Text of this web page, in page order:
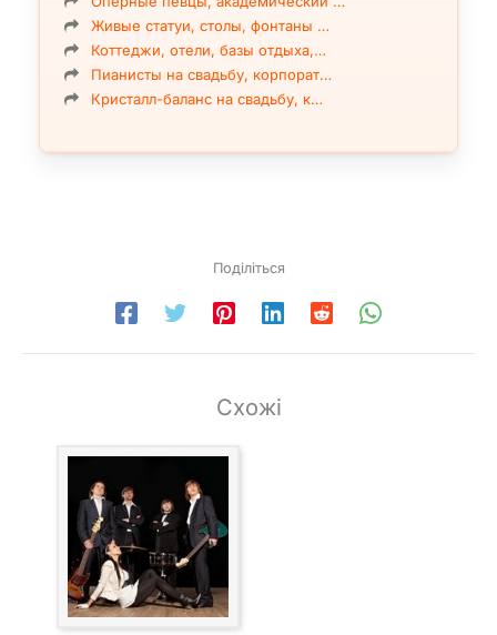
Живые статуи, столы, фонтаны …
Коттеджи, отели, базы отдыха,…
Пианисты на свадьбу, корпорат…
Кристалл-баланс на свадьбу, к…
Поділіться
Схожі